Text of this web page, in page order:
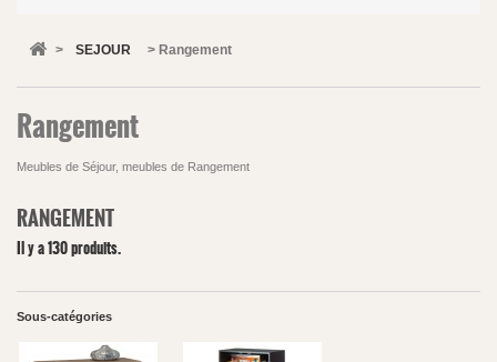
> SEJOUR > Rangement
Rangement
Meubles de Séjour, meubles de Rangement
RANGEMENT
Il y a 130 produits.
Sous-catégories